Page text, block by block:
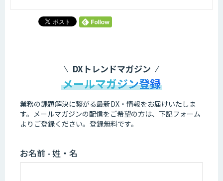
DXトレンドマガジン
メールマガジン登録
業務の課題解決に繋がる最新DX・情報をお届けいたしま
す。 メールマガジンの配信をご希望の方は、下記フォーム
よりご登録ください。登録無料です。
お名前 - 姓・名